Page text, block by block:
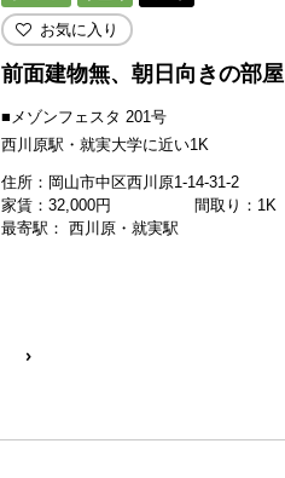
お気に入り
前面建物無、朝日向きの部屋
■メゾンフェスタ 201号
西川原駅・就実大学に近い1K
住所：岡山市中区西川原1-14-31-2
家賃： 32,000円
間取り：1K
最寄駅： 西川原・就実駅
›